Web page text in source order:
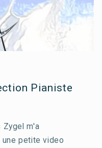
Pianiste
Zygel m'a
petite video